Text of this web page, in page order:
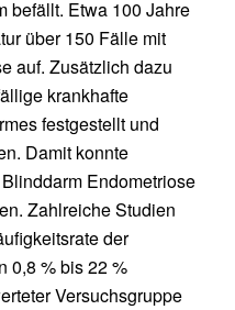
befällt. Etwa 100 Jahre
über 150 Fälle mit
auf. Zusätzlich dazu
krankhafte
festgestellt und
Damit konnte
Endometriose
Zahlreiche Studien
der
0,8 % bis 22 %
Versuchsgruppe